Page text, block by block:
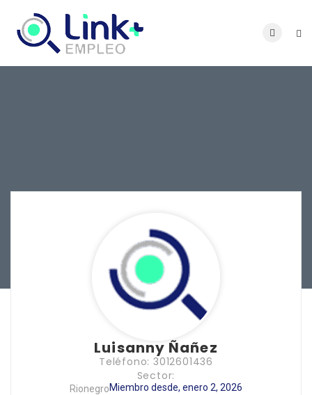
Luisanny Ñañez
Teléfono: 3012601436
Sector:
RionegroMiembro desde, enero 2, 2026